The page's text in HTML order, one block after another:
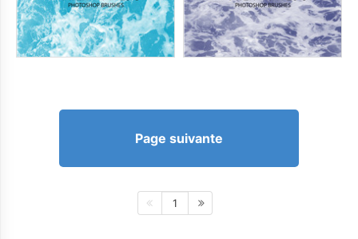
Page suivante
1